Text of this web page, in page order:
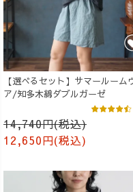
【選べるセット】サマールーム
ア/知多木綿ダブルガーゼ
14,740円(税込)
12,650円(税込)